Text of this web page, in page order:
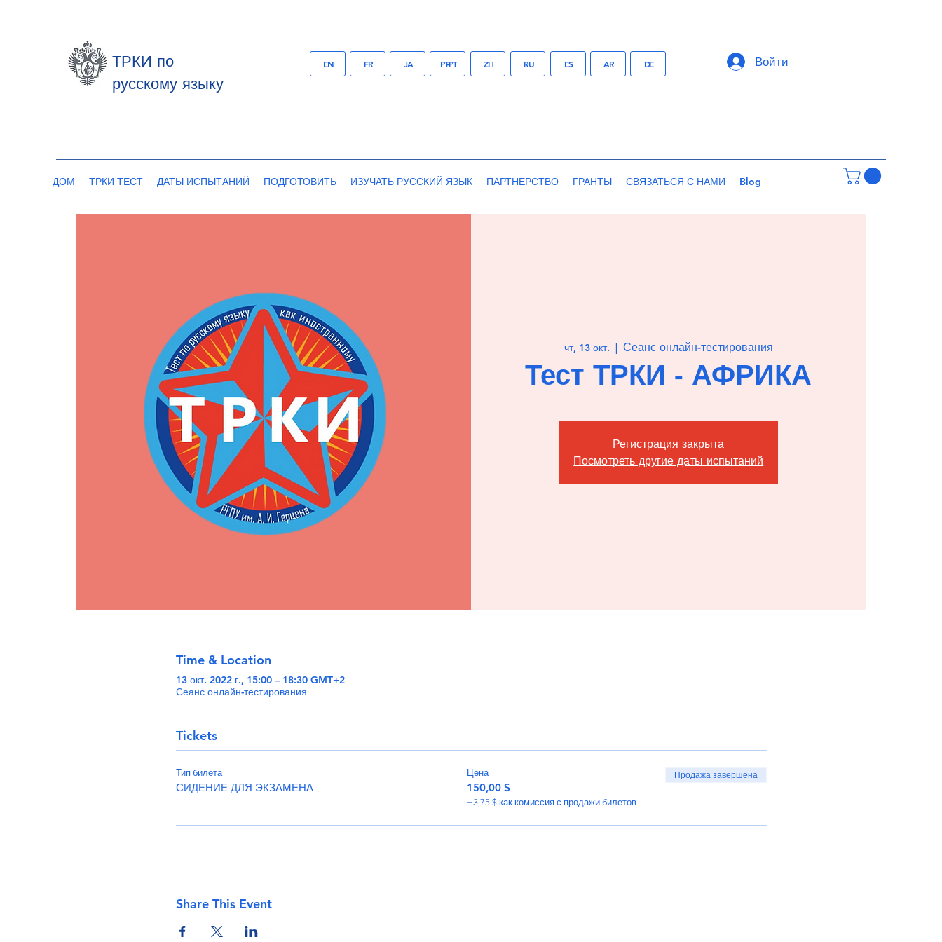
ТРКИ по
русскому языку
EN FR JA PT-PT ZH RU ES AR DE Войти
ДОМ ТРКИ ТЕСТ ДАТЫ ИСПЫТАНИЙ ПОДГОТОВИТЬ ИЗУЧАТЬ РУССКИЙ ЯЗЫК ПАРТНЕРСТВО ГРАНТЫ СВЯЗАТЬСЯ С НАМИ Blog
чт, 13 окт.
  |
Сеанс онлайн-тестирования
Тест ТРКИ - АФРИКА
Регистрация закрыта
Посмотреть другие даты испытаний
Time & Location
13 окт. 2022 г., 15:00 – 18:30 GMT+2
Сеанс онлайн-тестирования
Tickets
Тип билета
СИДЕНИЕ ДЛЯ ЭКЗАМЕНА
Цена
150,00 $
+3,75 $ как комиссия с продажи билетов
Продажа завершена
Share This Event